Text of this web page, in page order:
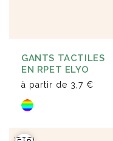
GANTS TACTILES
EN RPET ELYO
à partir de 3,7 €